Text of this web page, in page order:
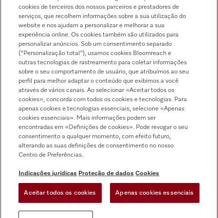
Pesquisa de distribuidores
Siga a Miele Professional
Proteção de dados
Condições gerais
Definições de cookies
cookies de terceiros dos nossos parceiros e prestadores de
serviços, que recolhem informações sobre a sua utilização do
website e nos ajudam a personalizar e melhorar a sua
experiência online. Os cookies também são utilizados para
personalizar anúncios. Sob um consentimento separado
("Personalização total"), usamos cookies Bloomreach e
outras tecnologias de rastreamento para coletar informações
sobre o seu comportamento de usuário, que atribuímos ao seu
perfil para melhor adaptar o conteúdo que exibimos a você
através de vários canais. Ao selecionar «Aceitar todos os
cookies», concorda com todos os cookies e tecnologias. Para
apenas cookies e tecnologias essenciais, selecione «Apenas
cookies essenciais». Mais informações podem ser
encontradas em «Definições de cookies». Pode revogar o seu
consentimento a qualquer momento, com efeito futuro,
alterando as suas definições de consentimento no nosso
Centro de Preferências.
Indicações jurídicas Proteção de dados Cookies
Aceitar todos os cookies Apenas cookies essenciais